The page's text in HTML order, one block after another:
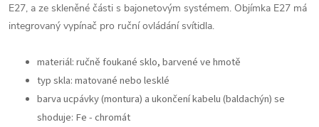
E27, a ze skleněné části s bajonetovým systémem. Objímka E27 má
integrovaný vypínač pro ruční ovládání svítidla.
materiál: ručně foukané sklo, barvené ve hmotě
typ skla: matované nebo lesklé
barva ucpávky (montura) a ukončení kabelu (baldachýn) se
shoduje: Fe - chromát